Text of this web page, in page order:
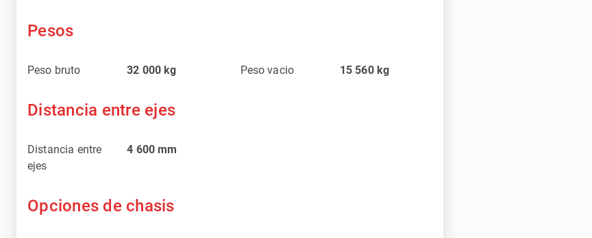
Pesos
Peso bruto 32 000 kg Peso vacio 15 560 kg
Distancia entre ejes
Distancia entre
ejes
4 600 mm
Opciones de chasis